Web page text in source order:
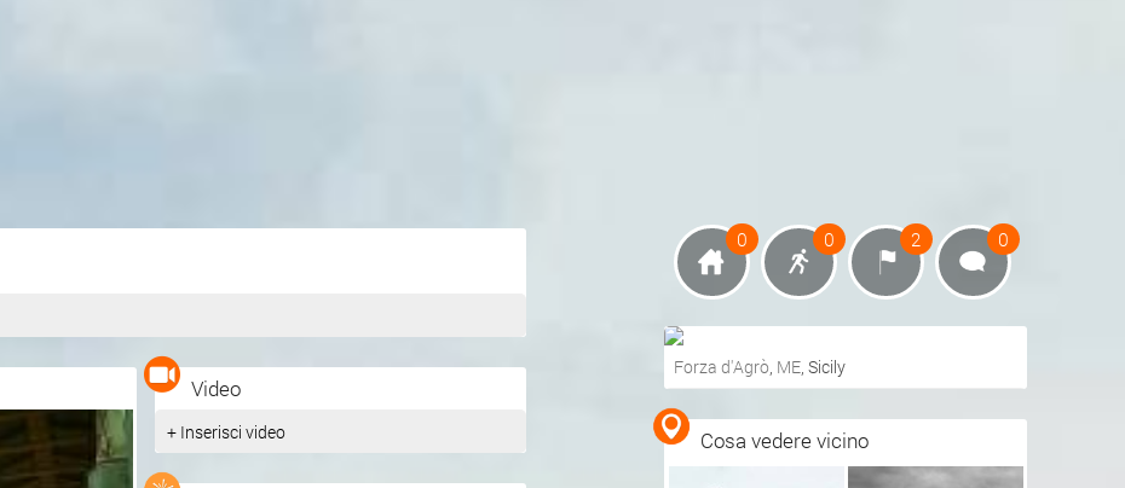
Video
+ Inserisci video
0 0 2 0
Ottieni indicazioni stradali
Visualizza mappa
Forza d'Agrò, ME, Sicily
Cosa vedere vicino